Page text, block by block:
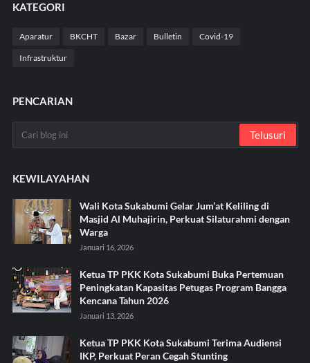
KATEGORI
Aparatur BKCHT Bazar Bulletin Covid-19
Infrastruktur
PENCARIAN
KEWILAYAHAN
Wali Kota Sukabumi Gelar Jum’at Keliling di
Masjid Al Muhajirin, Perkuat Silaturahmi dengan
Warga
Januari 16, 2026
Ketua TP PKK Kota Sukabumi Buka Pertemuan
Peningkatan Kapasitas Petugas Program Bangga
Kencana Tahun 2026
Januari 13, 2026
Ketua TP PKK Kota Sukabumi Terima Audiensi
IKP, Perkuat Peran Cegah Stunting